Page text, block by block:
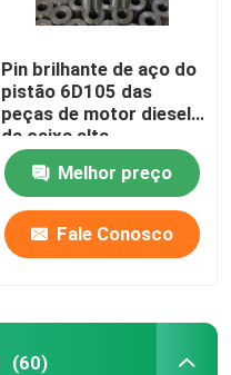
Pin brilhante de aço do
pistão 6D105 das
peças de motor diesel
da caixa alta
Melhor preço
Fale Conosco
(60)